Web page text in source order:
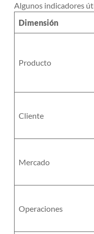
Algunos indicadores
Dimensión
Producto
Cliente
Mercado
Operaciones